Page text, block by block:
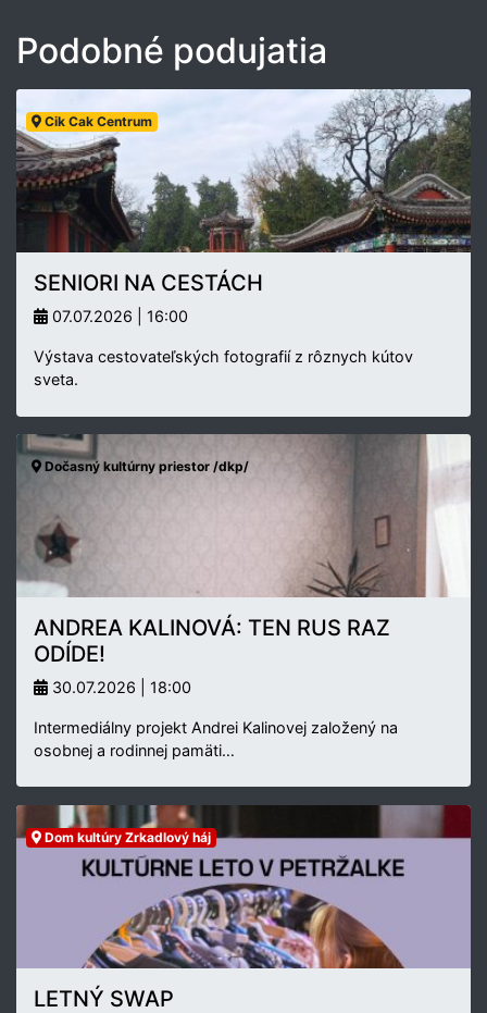
Podobné podujatia
Cik Cak Centrum
SENIORI NA CESTÁCH
07.07.2026 | 16:00
Výstava cestovateľských fotografií z rôznych kútov
sveta.
Dočasný kultúrny priestor /dkp/
ANDREA KALINOVÁ: TEN RUS RAZ
ODÍDE!
30.07.2026 | 18:00
Intermediálny projekt Andrei Kalinovej založený na
osobnej a rodinnej pamäti…
Dom kultúry Zrkadlový háj
LETNÝ SWAP